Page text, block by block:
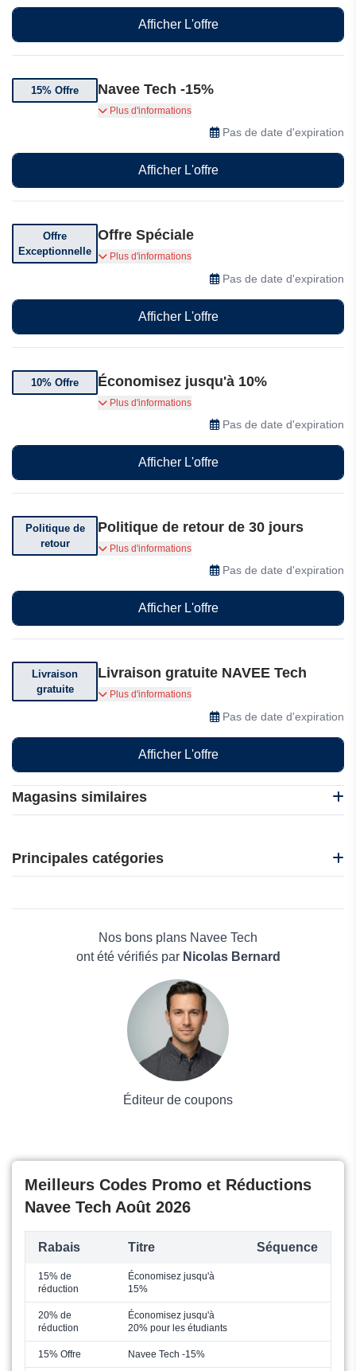
Magasins similaires
FC Moto
G-FORCE
WegoBoard
BuyBestGear
Principales catégories
Maison & Jardin
Boissons
Nos bons plans Navee Tech
ont été vérifiés par Nicolas Bernard
Éditeur de coupons
Afficher L'offre
15% Offre Navee Tech -15%
Achetez 2 articles et bénéficiez de 15% de
réduction sur votre commande. Un antivol à
chaîne est également offert.
Plus d'informations
Pas de date d'expiration
Afficher L'offre
Offre
Exceptionnelle
Offre Spéciale
Bénéficiez d'offres incroyables chez NAVEE
Plus d'informations
Pas de date d'expiration
Afficher L'offre
10% Offre Économisez jusqu'à 10%
Bénéficiez de 10 % de réduction immédiate
Abonnez-vous pour bénéficier d'un code promo
de 10% de réduction immédiate, ainsi que d'un
accès anticipé aux soldes et aux lancements de
nouveaux produits !
Plus d'informations
Pas de date d'expiration
Afficher L'offre
Politique de
retour
Politique de retour de 30 jours
Vous pouvez retourner votre commande dans
les 30 jours suivant sa réception
Plus d'informations
Pas de date d'expiration
Afficher L'offre
Livraison
gratuite
Livraison gratuite NAVEE Tech
Navee Tech vous offre une livraison rapide et
Plus d'informations
Pas de date d'expiration
Afficher L'offre
Meilleurs Codes Promo et Réductions
Navee Tech Août 2026
Rabais Titre Séquence
15% de
réduction
Économisez jusqu'à
15%
20% de
réduction
Économisez jusqu'à
20% pour les étudiants
15% Offre Navee Tech -15%